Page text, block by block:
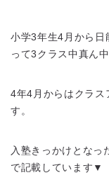
小学3年生4月から日
って3クラス中真ん
4年4月からはクラス
す。
入塾きっかけとなっ
で記載しています▼